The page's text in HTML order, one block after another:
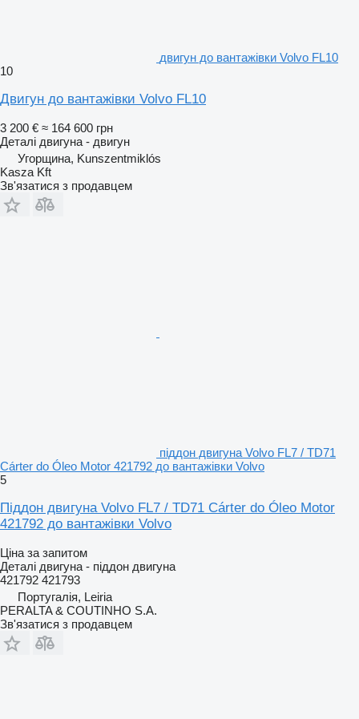
двигун до вантажівки Volvo FL10
10
Двигун до вантажівки Volvo FL10
3 200 € ≈ 164 600 грн
Деталі двигуна - двигун
Угорщина, Kunszentmiklós
Kasza Kft
Зв'язатися з продавцем
піддон двигуна Volvo FL7 / TD71
Cárter do Óleo Motor 421792 до вантажівки Volvo
5
Піддон двигуна Volvo FL7 / TD71 Cárter do Óleo Motor
421792 до вантажівки Volvo
Ціна за запитом
Деталі двигуна - піддон двигуна
421792 421793
Португалія, Leiria
PERALTA & COUTINHO S.A.
Зв'язатися з продавцем